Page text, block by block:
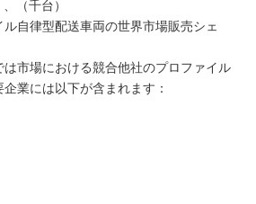
（千台）
自律型配送車両の世界市場販売シェ
市場における競合他社のプロファイル
業には以下が含まれます：